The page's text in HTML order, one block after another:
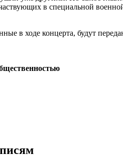
в специальной
в ходе концерта, будут